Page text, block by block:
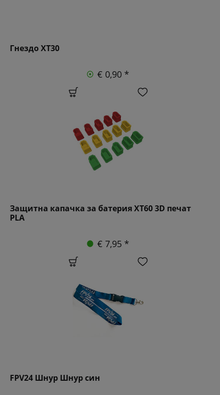
Гнездо XT30
€ 0,90 *
Защитна капачка за батерия XT60 3D печат
PLA
€ 7,95 *
FPV24 Шнур Шнур син